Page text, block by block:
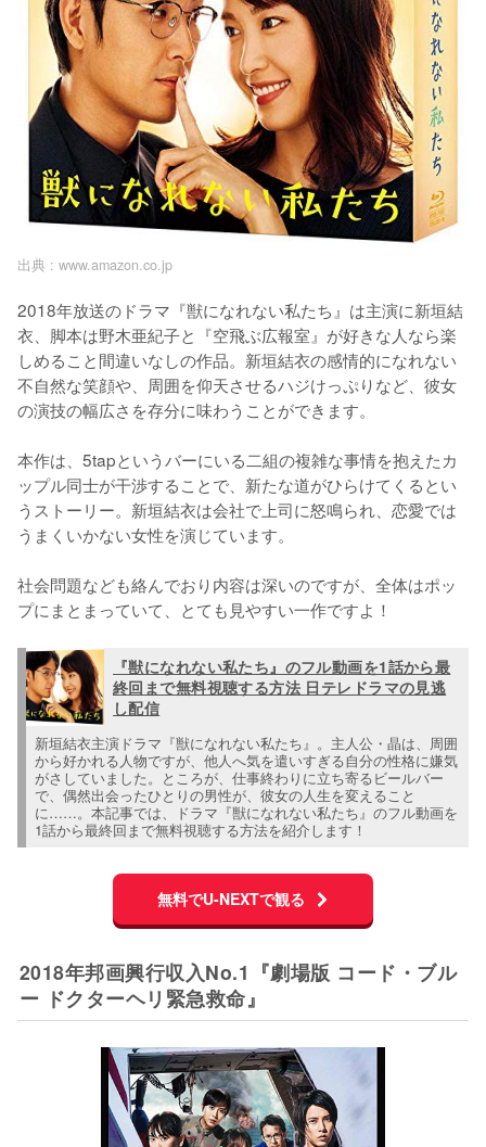
出典 : www.amazon.co.jp
2018年放送のドラマ『獣になれない私たち』は主演に新垣結
衣、脚本は野木亜紀子と『空飛ぶ広報室』が好きな人なら楽
しめること間違いなしの作品。新垣結衣の感情的になれない
不自然な笑顔や、周囲を仰天させるハジけっぷりなど、彼女
の演技の幅広さを存分に味わうことができます。
本作は、5tapというバーにいる二組の複雑な事情を抱えたカ
ップル同士が干渉することで、新たな道がひらけてくるとい
うストーリー。新垣結衣は会社で上司に怒鳴られ、恋愛では
うまくいかない女性を演じています。
社会問題なども絡んでおり内容は深いのですが、全体はポッ
プにまとまっていて、とても見やすい一作ですよ！
『獣になれない私たち』のフル動画を1話から最
終回まで無料視聴する方法 日テレドラマの見逃
し配信
新垣結衣主演ドラマ『獣になれない私たち』。主人公・晶は、周囲
から好かれる人物ですが、他人へ気を遣いすぎる自分の性格に嫌気
がさしていました。ところが、仕事終わりに立ち寄るビールバー
で、偶然出会ったひとりの男性が、彼女の人生を変えること
に……。本記事では、ドラマ『獣になれない私たち』のフル動画を
1話から最終回まで無料視聴する方法を紹介します！
無料でU-NEXTで観る
2018年邦画興行収入No.1『劇場版 コード・ブル
ー ドクターヘリ緊急救命』